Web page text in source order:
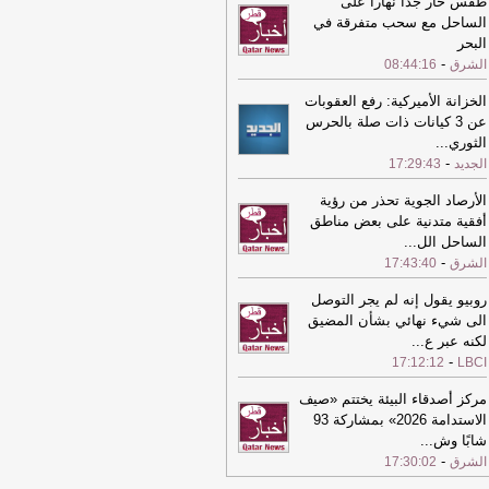
عقوبات جديدة على روسيا
-الشرق
21:44
مجلس الشيوخ الأمريكي يتبنى
عقوبات جديدة على روسيا
21:33
الرئيس اللبناني يكشف عن تقدم
في المفاوضات مع الكيان
21:16
الأسهم الأوروبية تغلق على ارتفاع
الشرق
21:16
الأسهم الأوروبية تغلق على ارتفاع
الشرق
21:04
دولة قطر ترحب بإطلاق سراح 15
ضمن عملية الدوحة للسلام في
الكونغو الديمقراطية-الشرق
21:04
دولة قطر ترحب بإطلاق سراح 15
ضمن عملية الدوحة للسلام في
الكونغو الديمقراطية -الشرق
21:04
حقيقة اعتماد حضور مباريات كرة
لعلاج الاكتئاب في بريطانيا
الشرق
الساحل مع سحب متفرقة في
البحر
الشرق -
08:44:16
الخزانة الأميركية: رفع العقوبات
عن 3 كيانات ذات صلة بالحرس
الثوري...
الجديد -
17:29:43
الأرصاد الجوية تحذر من رؤية
أفقية متدنية على بعض مناطق
الساحل الل...
الشرق -
17:43:40
روبيو يقول إنه لم يجر التوصل
الى شيء نهائي بشأن المضيق
لكنه عبر ع...
LBCI
-
17:12:12
مركز أصدقاء البيئة يختتم «صيف
الاستدامة 2026» بمشاركة 93
شابًا وش...
الشرق -
17:30:02